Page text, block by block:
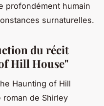
profondément humain
surnaturelles.
du récit
Hill House"
Haunting of Hill
de Shirley